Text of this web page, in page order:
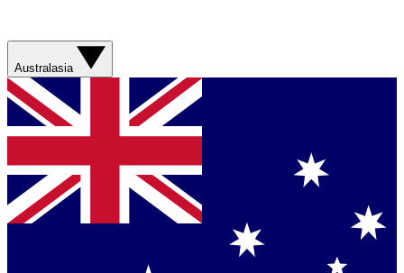
Australasia